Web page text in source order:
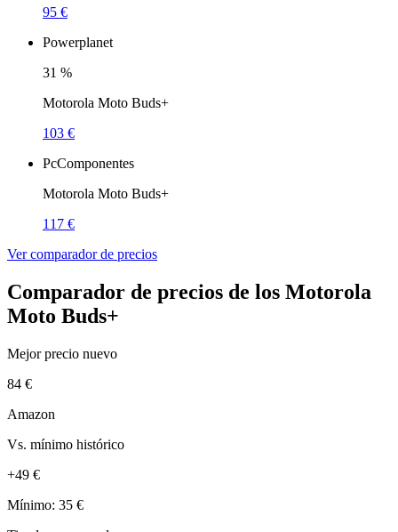
95 €
Powerplanet
31 %
Motorola Moto Buds+
103 €
PcComponentes
Motorola Moto Buds+
117 €
Ver comparador de precios
Comparador de precios de los Motorola
Moto Buds+
Mejor precio nuevo
84 €
Amazon
Vs. mínimo histórico
+49 €
Mínimo: 35 €